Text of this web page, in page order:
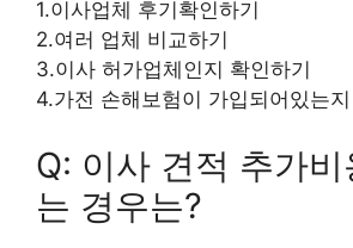
1.이사업체 후기확인하기
2.여러 업체 비교하기
3.이사 허가업체인지 확인하기
4.가전 손해보험이 가입되어있는
Q: 이사 견적 추가비
는 경우는?